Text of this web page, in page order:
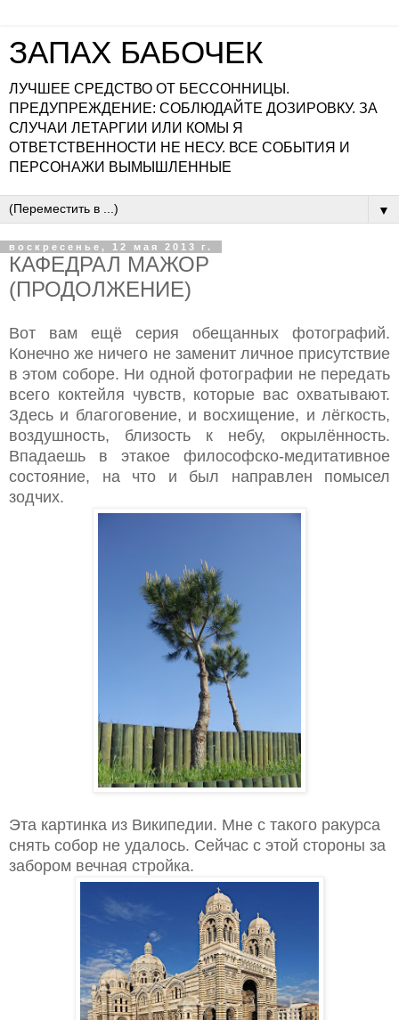
ЗАПАХ БАБОЧЕК
ЛУЧШЕЕ СРЕДСТВО ОТ БЕССОННИЦЫ.
ПРЕДУПРЕЖДЕНИЕ: СОБЛЮДАЙТЕ ДОЗИРОВКУ. ЗА
СЛУЧАИ ЛЕТАРГИИ ИЛИ КОМЫ Я
ОТВЕТСТВЕННОСТИ НЕ НЕСУ. ВСЕ СОБЫТИЯ И
ПЕРСОНАЖИ ВЫМЫШЛЕННЫЕ
▼
воскресенье, 12 мая 2013 г.
КАФЕДРАЛ МАЖОР
(ПРОДОЛЖЕНИЕ)
Вот вам ещё серия обещанных фотографий.
Конечно же ничего не заменит личное присутствие
в этом соборе. Ни одной фотографии не передать
всего коктейля чувств, которые вас охватывают.
Здесь и благоговение, и восхищение, и лёгкость,
воздушность, близость к небу, окрылённость.
Впадаешь в этакое философско-медитативное
состояние, на что и был направлен помысел
зодчих.
Эта картинка из Википедии. Мне с такого ракурса
снять собор не удалось. Сейчас с этой стороны за
забором вечная стройка.